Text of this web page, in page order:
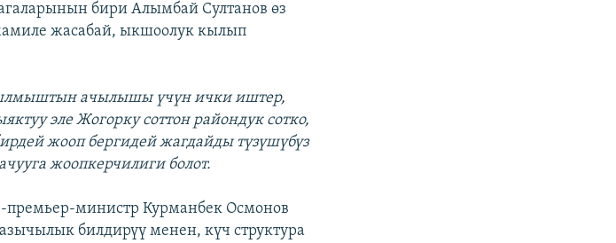
бири Алымбай Султанов өз
жасабай, ыкшоолук кылып
ачылышы үчүн ички иштер,
эле Жогорку соттон райондук сотко,
жооп бергидей жагдайды түзүшүбүз
жоопкерчилиги болот.
премьер-министр Курманбек Осмонов
билдирүү менен, күч структура